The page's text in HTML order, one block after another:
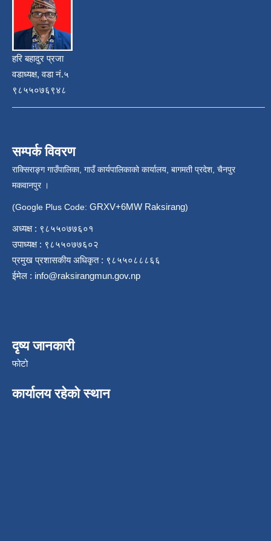
हरि बहादुर प्रजा
वडाध्यक्ष, वडा नं.५
९८५५०७६९४८
सम्पर्क विवरण
राक्सिराङ्ग गाउँपालिका, गाउँ कार्यपालिकाको कार्यालय, बागमती प्रदेश, चैनपुर
मकवानपुर ।
(Google Plus Code: GRXV+6MW Raksirang)
अध्यक्ष : ९८५५०७७६०१
उपाध्यक्ष : ९८५५०७७६०२
प्रमुख प्रशासकीय अधिकृत : ९८५५०८८८६६
ईमेल : info@raksirangmun.gov.np
दृष्य जानकारी
फोटो
कार्यालय रहेको स्थान